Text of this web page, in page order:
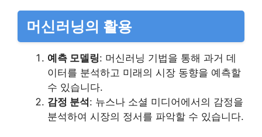
머신러닝의 활용
예측 모델링: 머신러닝 기법을 통해 과거 데
이터를 분석하고 미래의 시장 동향을 예측할
수 있습니다.
감정 분석: 뉴스나 소셜 미디어에서의 감정을
분석하여 시장의 정서를 파악할 수 있습니다.